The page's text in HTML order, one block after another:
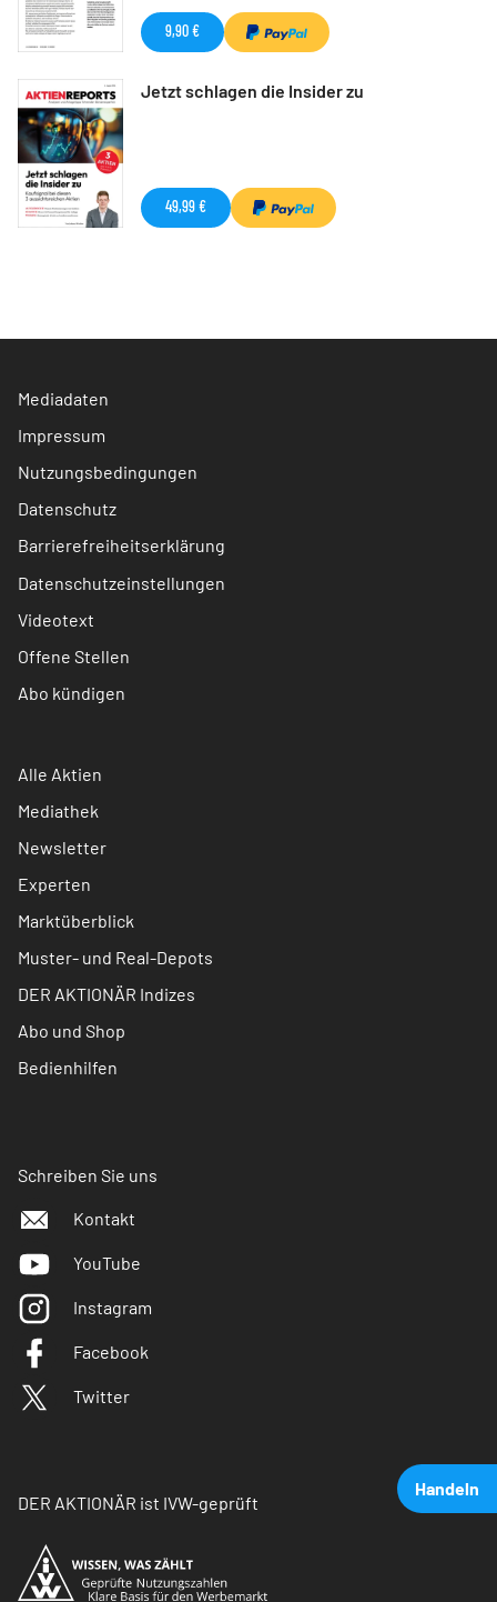
Handeln
9,90 €
Jetzt schlagen die Insider zu
49,99 €
Mediadaten
Impressum
Nutzungsbedingungen
Datenschutz
Barrierefreiheitserklärung
Datenschutzeinstellungen
Videotext
Offene Stellen
Abo kündigen
Alle Aktien
Mediathek
Newsletter
Experten
Marktüberblick
Muster- und Real-Depots
DER AKTIONÄR Indizes
Abo und Shop
Bedienhilfen
Schreiben Sie uns
Kontakt
YouTube
Instagram
Facebook
Twitter
DER AKTIONÄR ist IVW-geprüft